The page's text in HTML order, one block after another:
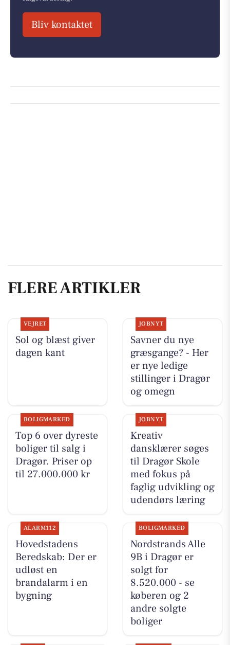
Bliv kontaktet
FLERE ARTIKLER
VEJRET
Sol og blæst giver
dagen kant
JOBNYT
Savner du nye
græsgange? - Her
er nye ledige
stillinger i Dragør
og omegn
BOLIGMARKED
Top 6 over dyreste
boliger til salg i
Dragør. Priser op
til 27.000.000 kr
JOBNYT
Kreativ
dansklærer søges
til Dragør Skole
med fokus på
faglig udvikling og
udendørs læring
ALARM112
Hovedstadens
Beredskab: Der er
udløst en
brandalarm i en
bygning
BOLIGMARKED
Nordstrands Alle
9B i Dragør er
solgt for
8.520.000 - se
køberen og 2
andre solgte
boliger